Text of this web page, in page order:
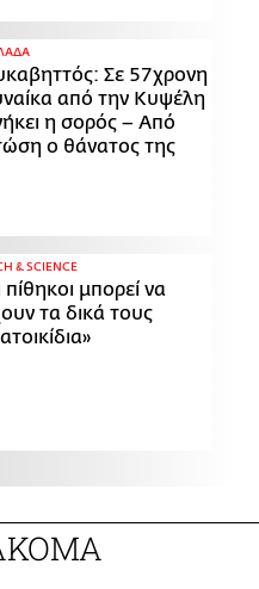
Σε 57χρονη
από την Κυψέλη
η σορός – Από
ο θάνατος της
& SCIENCE
πίθηκοι μπορεί να
τα δικά τους